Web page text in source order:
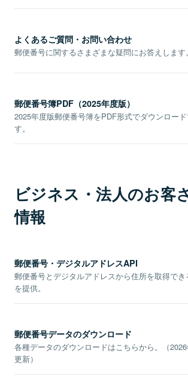
よくあるご質問・お問い合わせ
郵便番号に関するさまざまな疑問にお答えします。
郵便番号簿PDF（2025年度版）
2025年度版郵便番号簿をPDF形式でダウンロード
す。
ビジネス・法人のお客
情報
郵便番号・デジタルアドレスAPI
郵便番号とデジタルアドレスから住所を取得で
を提供。
郵便番号データのダウンロード
各種データのダウンロードはこちらから。（
更新）